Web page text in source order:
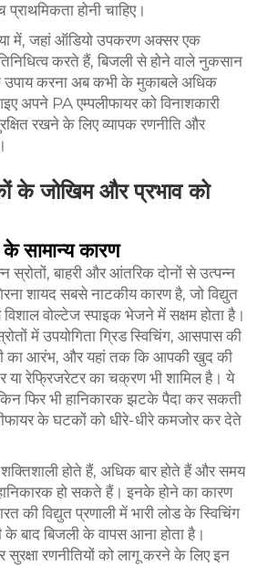
प्राथमिकता होनी चाहिए।
में, जहां ऑडियो उपकरण अक्सर एक
करते हैं, बिजली से होने वाले नुकसान
करना अब कभी के मुकाबले अधिक
अपने PA एम्पलीफायर को विनाशकारी
रखने के लिए व्यापक रणनीति और
के जोखिम और प्रभाव को
सामान्य कारण
स्रोतों, बाहरी और आंतरिक दोनों से उत्पन्न
शायद सबसे नाटकीय कारण है, जो विद्युत
विशाल वोल्टेज स्पाइक भेजने में सक्षम होता है।
में उपयोगिता ग्रिड स्विचिंग, आसपास की
का आरंभ, और यहां तक कि आपकी खुद की
या रेफ्रिजरेटर का चक्रण भी शामिल है। ये
फिर भी हानिकारक झटके पैदा कर सकती
के घटकों को धीरे-धीरे कमजोर कर देते
होते हैं, अधिक बार होते हैं और समय
हो सकते हैं। इनके होने का कारण
की विद्युत प्रणाली में भारी लोड के स्विचिंग
के बाद बिजली के वापस आना होता है।
सुरक्षा रणनीतियों को लागू करने के लिए इन